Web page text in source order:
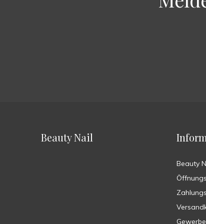
Beauty Nail
Beauty